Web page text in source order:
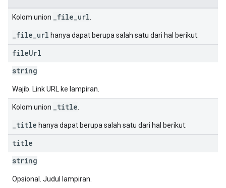
Kolom union _file_url
_file_url hanya dapat berupa salah satu dari hal berikut:
fileUrl
string
Wajib. Link URL ke lampiran.
Kolom union _title
_title hanya dapat berupa salah satu dari hal berikut:
title
string
Opsional. Judul lampiran.